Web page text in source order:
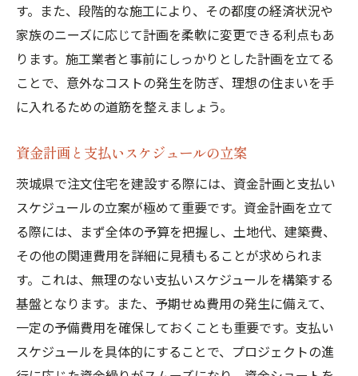
す。また、段階的な施工により、その都度の経済状況や
家族のニーズに応じて計画を柔軟に変更できる利点もあ
ります。施工業者と事前にしっかりとした計画を立てる
ことで、意外なコストの発生を防ぎ、理想の住まいを手
に入れるための道筋を整えましょう。
資金計画と支払いスケジュールの立案
茨城県で注文住宅を建設する際には、資金計画と支払い
スケジュールの立案が極めて重要です。資金計画を立て
る際には、まず全体の予算を把握し、土地代、建築費、
その他の関連費用を詳細に見積もることが求められま
す。これは、無理のない支払いスケジュールを構築する
基盤となります。また、予期せぬ費用の発生に備えて、
一定の予備費用を確保しておくことも重要です。支払い
スケジュールを具体的にすることで、プロジェクトの進